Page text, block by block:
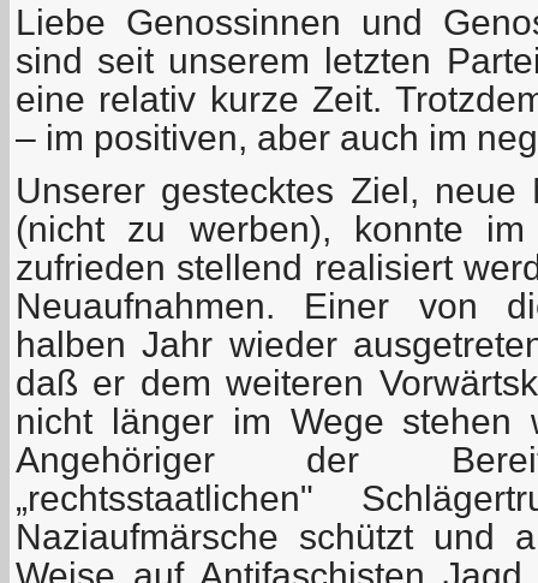
Liebe Genossinnen und
sind seit unserem letzten
eine relativ kurze Zeit.
– im positiven, aber auch im
Unserer gestecktes Ziel, neue
(nicht zu werben), konnte im
zufrieden stellend realisiert
Neuaufnahmen. Einer von
halben Jahr wieder
daß er dem weiteren
nicht länger im Wege stehen
Angehöriger der
„rechtsstaatlichen"
Naziaufmärsche schützt und